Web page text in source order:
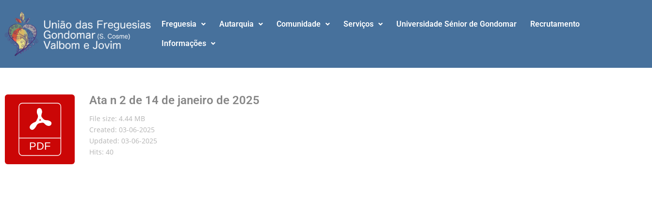
Freguesia Autarquia Comunidade Serviços Universidade Sénior de Gondomar Recrutamento
Informações
Ata n 2 de 14 de janeiro de 2025
File size: 4.44 MB
Created: 03-06-2025
Updated: 03-06-2025
Hits: 40